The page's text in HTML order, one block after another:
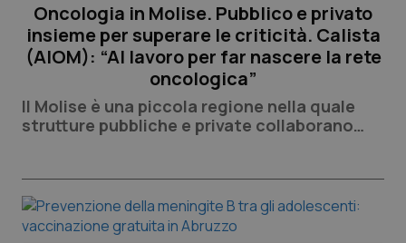
Oncologia in Molise. Pubblico e privato
insieme per superare le criticità. Calista
(AIOM): “Al lavoro per far nascere la rete
oncologica”
Il Molise è una piccola regione nella quale
strutture pubbliche e private collaborano